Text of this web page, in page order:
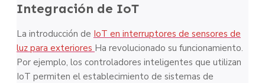
Integración de IoT
La introducción de IoT en interruptores de sensores de
luz para exteriores Ha revolucionado su funcionamiento.
Por ejemplo, los controladores inteligentes que utilizan
IoT permiten el establecimiento de sistemas de